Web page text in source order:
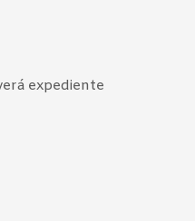
expediente